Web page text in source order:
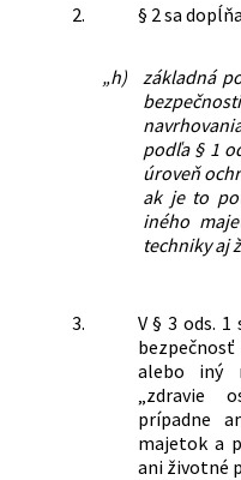
2.
§ 2 sa
„h)
základná
podľa § 1
úroveň
ak je to
iného
techniky aj
3.
V § 3 ods.
alebo iný
„zdravie
prípadne
majetok a
ani životné